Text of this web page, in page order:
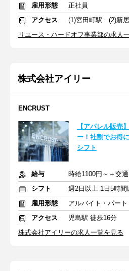
雇用形態
正社員
アクセス
リユース・ハードオフ事業部の求人
株式会社アイリー
ENCRUST
【アパレル販売
ー！社割でお得
シフト
給与
時給1100円～＋交
シフト
雇用形態
アルバイト・パート
アクセス
児島駅 徒歩16分
株式会社アイリーの求人一覧を見る